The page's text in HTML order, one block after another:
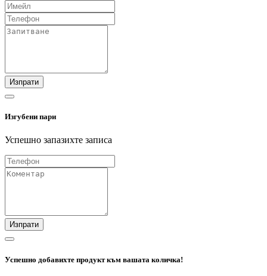
Изпрати
Изгубени пари
Успешно запазихте записа
Изпрати
Успешно добавихте продукт към вашата количка!